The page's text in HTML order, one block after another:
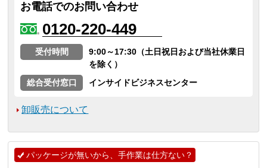
お電話でのお問い合わせ
0120-220-449
受付時間
9:00～17:30（土日祝日および当社休業日
を除く）
総合受付窓口
インサイドビジネスセンター
卸販売について
パッケージが無いから、手作業は仕方ない？